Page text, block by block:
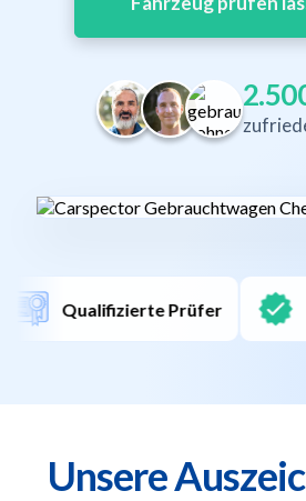
ADAC-Richtlinien
Unsere